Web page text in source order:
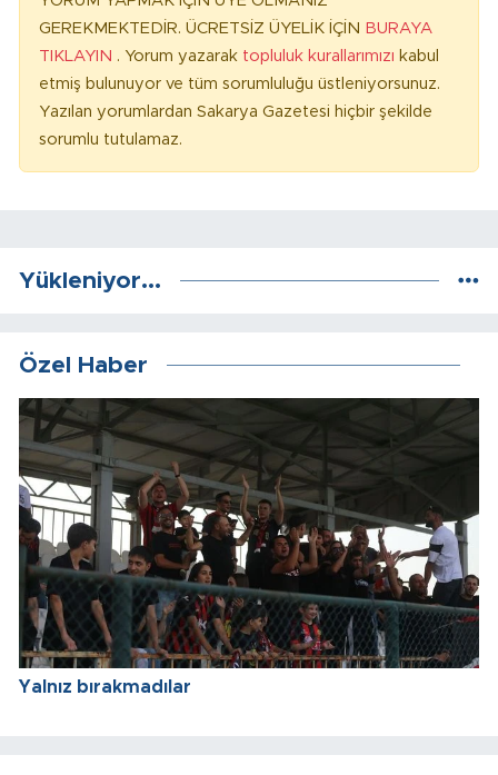
GEREKMEKTEDİR. ÜCRETSİZ ÜYELİK İÇİN BURAYA
TIKLAYIN . Yorum yazarak topluluk kurallarımızı kabul
etmiş bulunuyor ve tüm sorumluluğu üstleniyorsunuz.
Yazılan yorumlardan Sakarya Gazetesi hiçbir şekilde
sorumlu tutulamaz.
Yükleniyor...
Özel Haber
Yalnız bırakmadılar